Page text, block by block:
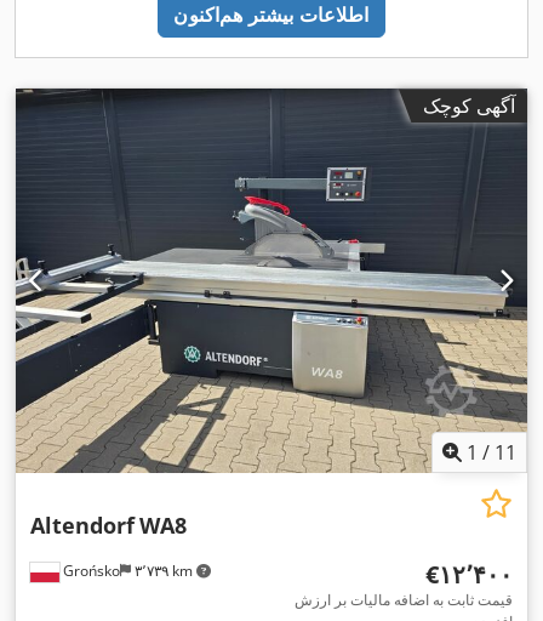
اطلاعات بیشتر هم‌اکنون
آگهی کوچک
1 / 11
Grońsko ۳٬۷۳۹ km
AltendorfWA8
‎€۱۲٬۴۰۰
قیمت ثابت به اضافه مالیات بر ارزش